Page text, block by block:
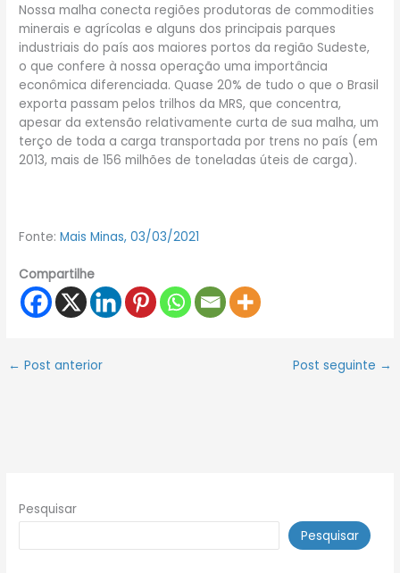
Nossa malha conecta regiões produtoras de commodities
minerais e agrícolas e alguns dos principais parques
industriais do país aos maiores portos da região Sudeste,
o que confere à nossa operação uma importância
econômica diferenciada. Quase 20% de tudo o que o Brasil
exporta passam pelos trilhos da MRS, que concentra,
apesar da extensão relativamente curta de sua malha, um
terço de toda a carga transportada por trens no país (em
2013, mais de 156 milhões de toneladas úteis de carga).
Fonte:Mais Minas, 03/03/2021
Compartilhe
← Post anterior Post seguinte →
Pesquisar
Pesquisar